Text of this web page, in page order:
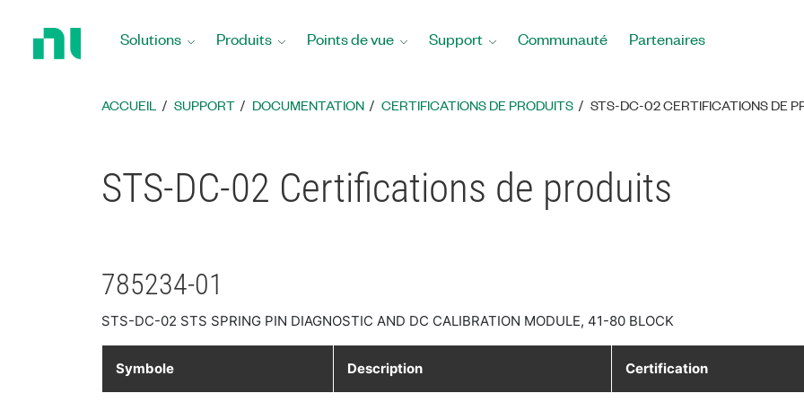
Solutions Produits Points de vue Support Communauté Partenaires
ACCUEIL SUPPORT DOCUMENTATION CERTIFICATIONS DE PRODUITS STS-DC-02 CERTIFICATIONS DE
STS-DC-02 Certifications de produits
785234-01
STS-DC-02 STS SPRING PIN DIAGNOSTIC AND DC CALIBRATION MODULE, 41-80 BLOCK
Symbole Description Certification